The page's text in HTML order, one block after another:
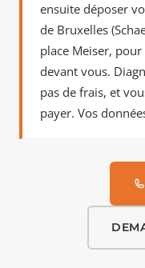
ensuite déposer
de Bruxelles
place Meiser,
devant vous.
pas de frais, et
payer. Vos